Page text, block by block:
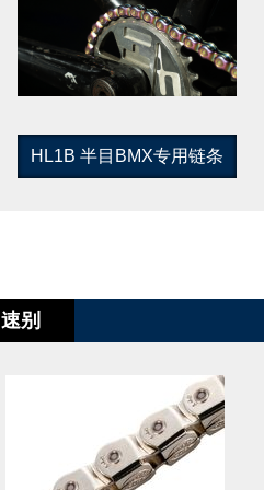
HL1B 半目BMX专用链条
速别